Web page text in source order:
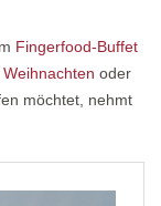
Fingerfood-Buffet
Weihnachten oder
möchtet, nehmt